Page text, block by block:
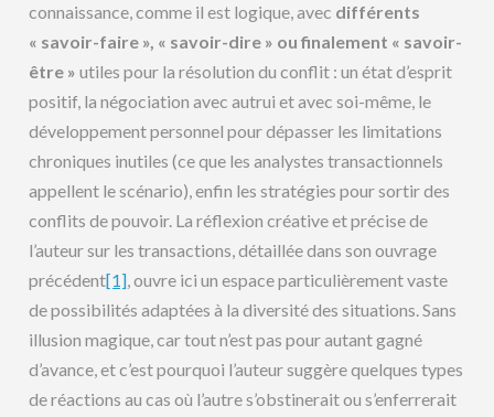
connaissance, comme il est logique, avec différents
« savoir-faire », « savoir-dire » ou finalement « savoir-
être »utiles pour la résolution du conflit : un état d’esprit
positif, la négociation avec autrui et avec soi-même, le
développement personnel pour dépasser les limitations
chroniques inutiles (ce que les analystes transactionnels
appellent le scénario), enfin les stratégies pour sortir des
conflits de pouvoir. La réflexion créative et précise de
l’auteur sur les transactions, détaillée dans son ouvrage
précédent[1], ouvre ici un espace particulièrement vaste
de possibilités adaptées à la diversité des situations. Sans
illusion magique, car tout n’est pas pour autant gagné
d’avance, et c’est pourquoi l’auteur suggère quelques types
de réactions au cas où l’autre s’obstinerait ou s’enferrerait